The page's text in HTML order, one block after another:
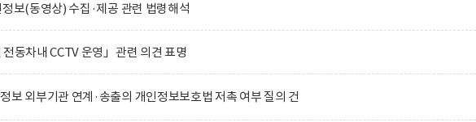
보(동영상) 수집·제공 관련 법령해석
전동차내 CCTV 운영」관련 의견 표명
보 외부기관 연계·송출의 개인정보보호법 저촉 여부 질의 건